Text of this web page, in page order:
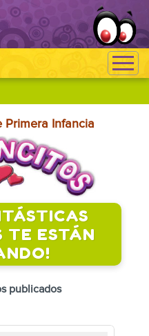
Primera Infancia
TE ESTÁN
publicados